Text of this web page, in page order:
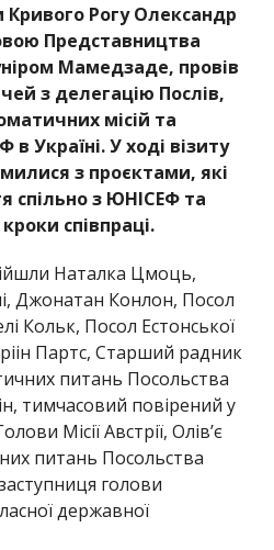
Рогу Олександр
Представництва
Мамедзаде, провів
з делегацію Послів,
місій та
Україні. У ході візиту
з проєктами, які
спільно з ЮНІСЕФ та
співпраці.
Наталка Цмоць,
Джонатан Конлон, Посол
Кольк, Посол Естонської
Партс, Старший радник
питань Посольства
тимчасовий повірений у
Місії Австрії, Олів’є
питань Посольства
голови
державної